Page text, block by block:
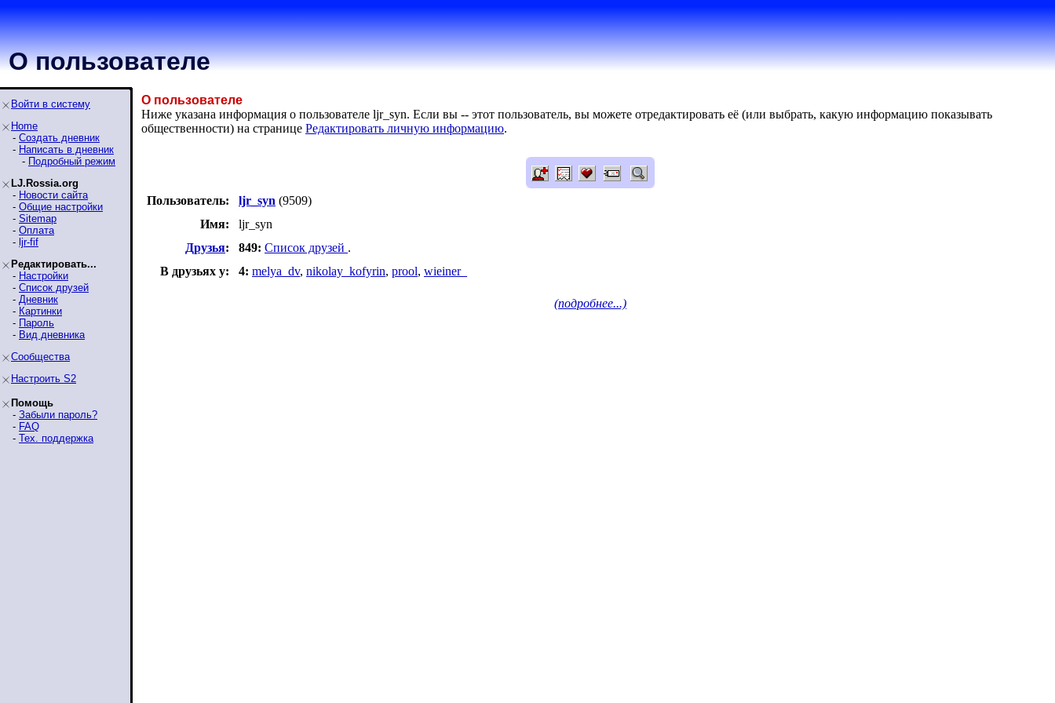
О пользователе
Войти в систему
Home
- Создать дневник
- Написать в дневник
- Подробный режим
LJ.Rossia.org
- Новости сайта
- Общие настройки
- Sitemap
- Оплата
- ljr-fif
Редактировать...
- Настройки
- Список друзей
- Дневник
- Картинки
- Пароль
- Вид дневника
Сообщества
Настроить S2
Помощь
- Забыли пароль?
- FAQ
- Тех. поддержка
О пользователе
Ниже указана информация о пользователе ljr_syn. Если вы -- этот пользователь, вы можете отредактировать её (или выбрать, какую информацию показывать
общественности) на странице Редактировать личную информацию.
Пользователь: ljr_syn (9509)
Имя:
ljr_syn
Друзья: 849: Список друзей .
В друзьях у:
4: melya_dv, nikolay_kofyrin, prool, wieiner_
(подробнее...)